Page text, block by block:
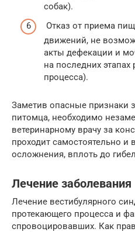
собак).
Отказ от приема
движений, не
акты дефекации и
на последних этапах
процесса).
Заметив опасные признаки
питомца, необходимо
ветеринарному врачу за
проходит самостоятельно и
осложнения, вплоть до
Лечение заболевания
Лечение вестибулярного
протекающего процесса и
спровоцировавших. Как